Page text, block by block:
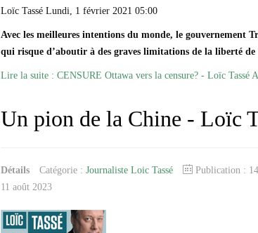
Loïc Tassé Lundi, 1 février 2021 05:00
Avec les meilleures intentions du monde, le gouvernement
qui risque d’aboutir à des graves limitations de la liberté de
Lire la suite : CENSURE Ottawa vers la censure? - Loïc Tassé
Un pion de la Chine - Loïc
Détails Catégorie : Journaliste Loic Tassé Publication :
11 août 2023